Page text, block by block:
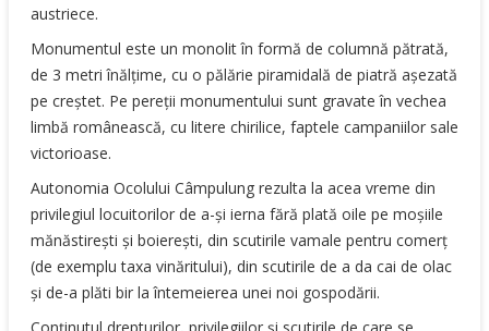
austriece.
Monumentul este un monolit în formă de columnă pătrată,
de 3 metri înălţime, cu o pălărie piramidală de piatră aşezată
pe creştet. Pe pereţii monumentului sunt gravate în vechea
limbă românească, cu litere chirilice, faptele campaniilor sale
victorioase.
Autonomia Ocolului Câmpulung rezulta la acea vreme din
privilegiul locuitorilor de a-şi ierna fără plată oile pe moşiile
mănăstireşti şi boiereşti, din scutirile vamale pentru comerţ
(de exemplu taxa vinăritului), din scutirile de a da cai de olac
şi de-a plăti bir la întemeierea unei noi gospodării.